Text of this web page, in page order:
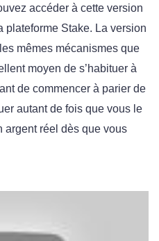
accéder à cette version
plateforme Stake. La version
mêmes mécanismes que
moyen de s’habituer à
de commencer à parier de
autant de fois que vous le
argent réel dès que vous